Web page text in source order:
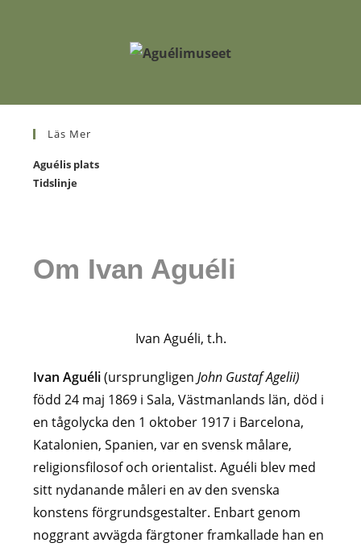
Läs Mer
Aguélis plats
Tidslinje
Om Ivan Aguéli
Ivan Aguéli, t.h.
Ivan Aguéli(ursprungligenJohn Gustaf Agelii)
född 24 maj 1869 i Sala, Västmanlands län, död i
en tågolycka den 1 oktober 1917 i Barcelona,
Katalonien, Spanien, var en svensk målare,
religionsfilosof och orientalist. Aguéli blev med
sitt nydanande måleri en av den svenska
konstens förgrundsgestalter. Enbart genom
noggrant avvägda färgtoner framkallade han en